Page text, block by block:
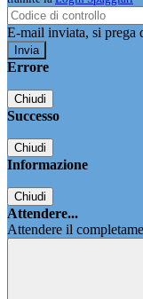
E-mail inviata, si prega
Errore
Chiudi
Successo
Chiudi
Informazione
Chiudi
Attendere...
Attendere il